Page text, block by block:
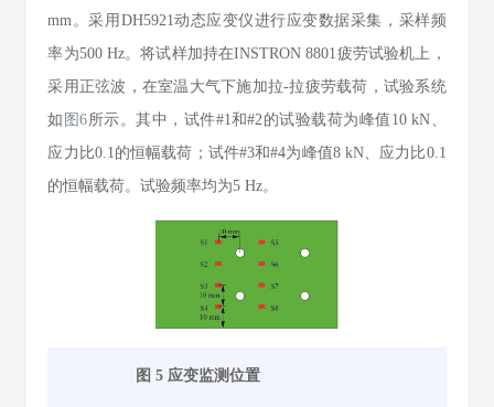
mm。采用DH5921动态应变仪进行应变数据采集，采样频
率为500 Hz。将试样加持在INSTRON 8801疲劳试验机上，
采用正弦波，在室温大气下施加拉-拉疲劳载荷，试验系统
如 图6所示。其中，试件#1和#2的试验载荷为峰值10 kN、
应力比0.1的恒幅载荷；试件#3和#4为峰值8 kN、应力比0.1
的恒幅载荷。试验频率均为5 Hz。
图 5 应变监测位置